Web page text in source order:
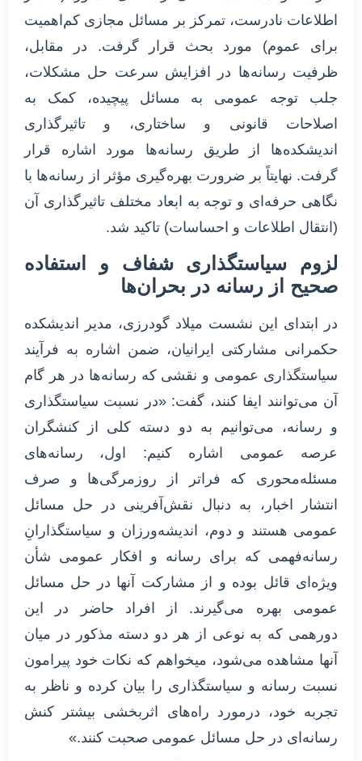
اطلاعات نادرست، تمرکز بر مسائل مجازی کم‌اهمیت
برای عموم) مورد بحث قرار گرفت. در مقابل،
ظرفیت رسانه‌ها در افزایش سرعت حل مشکلات،
جلب توجه عمومی به مسائل پیچیده، کمک به
اصلاحات قانونی و ساختاری، و تاثیرگذاری
اندیشکده‌ها از طریق رسانه‌ها مورد اشاره قرار
گرفت. نهایتاً بر ضرورت بهره‌گیری مؤثر از رسانه‌ها با
نگاهی حرفه‌ای و توجه به ابعاد مختلف تاثیرگذاری آن
(انتقال اطلاعات و احساسات) تاکید شد.
لزوم سیاستگذاری شفاف و استفاده
صحیح از رسانه در بحران‌ها
در ابتدای این نشست میلاد گودرزی، مدیر اندیشکده
حکمرانی مشارکتی ایرانیان، ضمن اشاره به فرآیند
سیاستگذاری عمومی و نقشی که رسانه‌ها در هر گام
آن می‌توانند ایفا کنند، گفت: «در نسبت سیاستگذاری
و رسانه، می‌توانیم به دو دسته کلی از کنشگران
عرصه عمومی اشاره کنیم: اول، رسانه‌های
مسئله‌محوری که فراتر از روزمرگی‌ها و صرف
انتشار اخبار، به دنبال نقش‌آفرینی در حل مسائل
عمومی هستند و دوم، اندیشه‌ورزان و سیاستگذارانِ
رسانه‌فهمی که برای رسانه و افکار عمومی شأن
ویژه‌ای قائل بوده و از مشارکت آنها در حل مسائل
عمومی بهره‌ می‌گیرند. از افراد حاضر در این
دورهمی که به نوعی از هر دو دسته مذکور در میان
آنها مشاهده می‌شود، میخواهم که نکات خود پیرامون
نسبت رسانه و سیاستگذاری را بیان کرده و ناظر به
تجربه خود، درمورد راه‌های اثربخشی بیشتر کنش
رسانه‌ای در حل مسائل عمومی صحبت کنند.»